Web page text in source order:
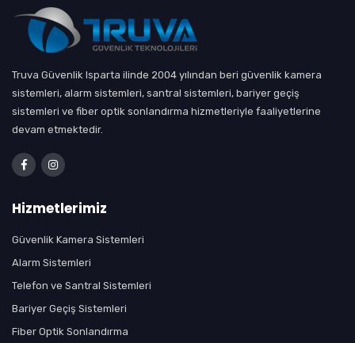
Truva Güvenlik Isparta ilinde 2004 yılından beri güvenlik kamera
sistemleri, alarm sistemleri, santral sistemleri, bariyer geçiş
sistemleri ve fiber optik sonlandırma hizmetleriyle faaliyetlerine
devam etmektedir.
Hizmetlerimiz
Güvenlik Kamera Sistemleri
Alarm Sistemleri
Telefon ve Santral Sistemleri
Bariyer Geçiş Sistemleri
Fiber Optik Sonlandırma